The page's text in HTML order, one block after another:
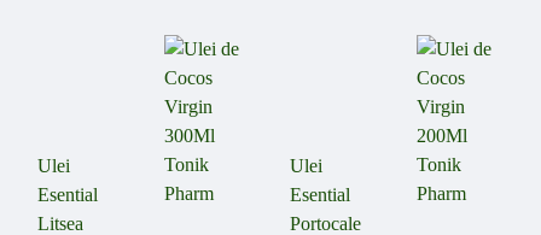
Ulei
Esential
Litsea
Ulei
Esential
Portocale